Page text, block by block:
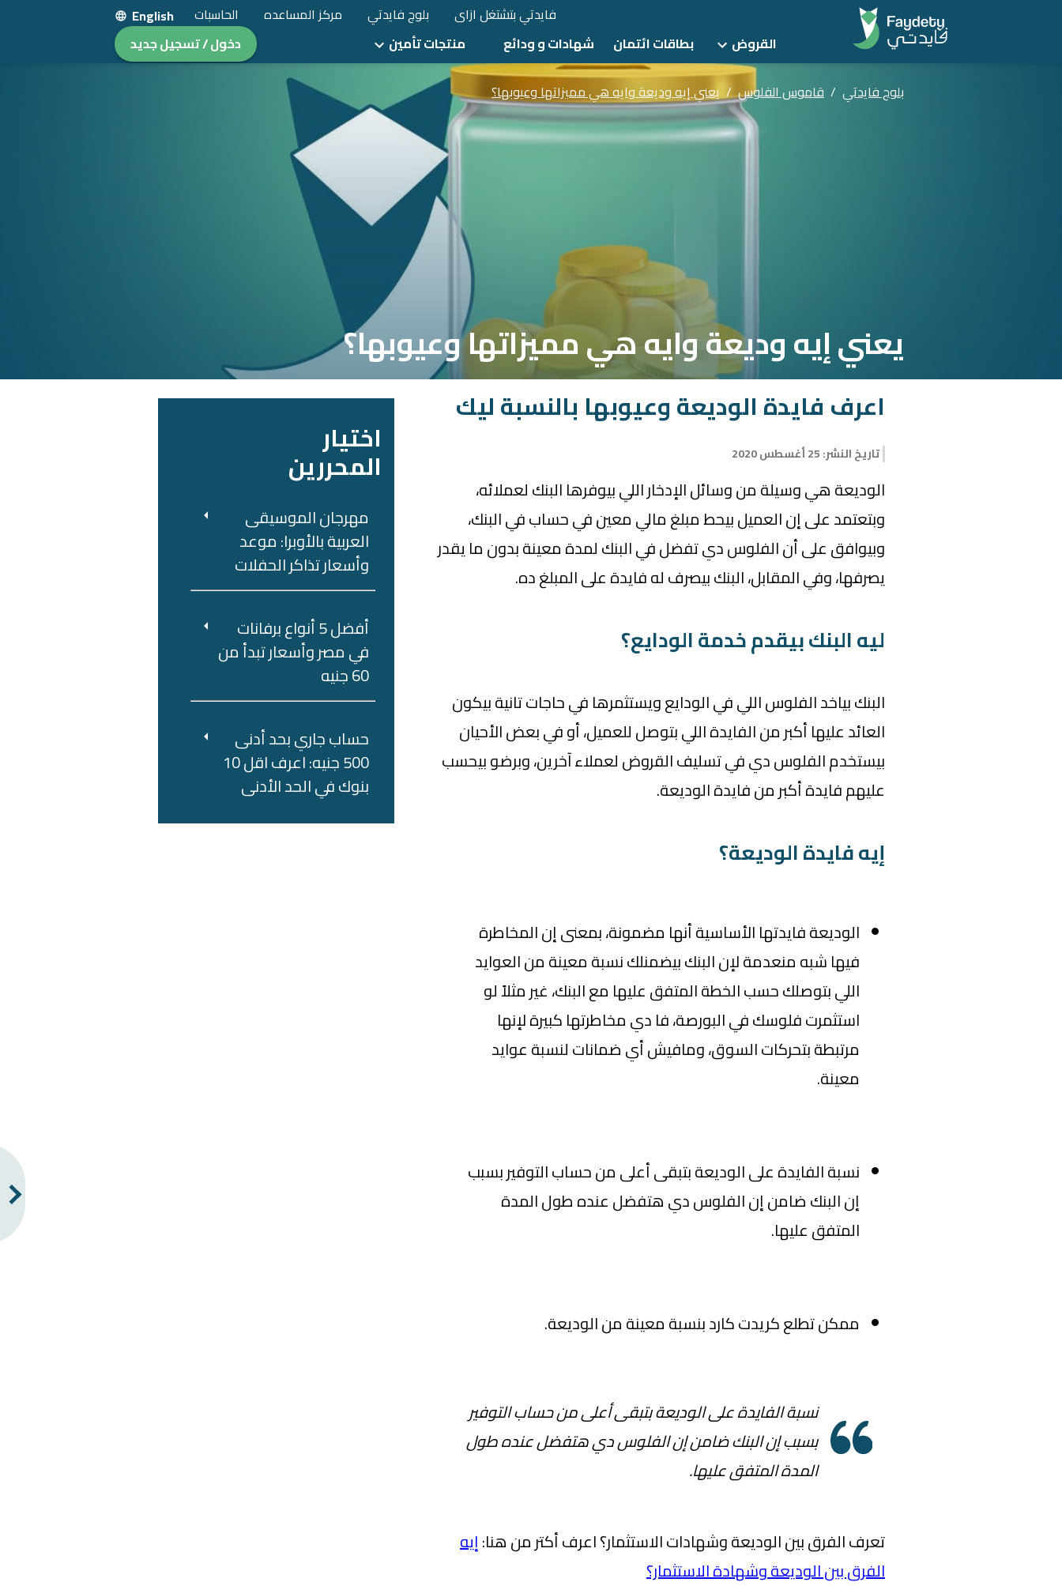
فايدتي بتشتغل ازاى بلوج فايدتي مركز المساعده الحاسبات
English
القروض
بطاقات ائتمان شهادات و ودائع منتجات تأمين دخول / تسجيل جديد
بلوج فايدتي / قاموس الفلوس / يعني إيه وديعة وايه هي مميزاتها وعيوبها؟
يعني إيه وديعة وايه هي مميزاتها وعيوبها؟
اعرف فايدة الوديعة وعيوبها بالنسبة ليك
تاريخ النشر:25 أغسطس 2020
الوديعة هي وسيلة من وسائل الإدخار اللي بيوفرها البنك لعملائه،
وبتعتمد على إن العميل بيحط مبلغ مالي معين في حساب في البنك،
وبيوافق على أن الفلوس دي تفضل في البنك لمدة معينة بدون ما يقدر
يصرفها، وفي المقابل، البنك بيصرف له فايدة على المبلغ ده.
ليه البنك بيقدم خدمة الودايع؟
البنك بياخد الفلوس اللي في الودايع ويستثمرها في حاجات تانية بيكون
العائد عليها أكبر من الفايدة اللي بتوصل للعميل، أو في بعض الأحيان
بيستخدم الفلوس دي في تسليف القروض لعملاء آخرين، وبرضو بيحسب
عليهم فايدة أكبر من فايدة الوديعة.
إيه فايدة الوديعة؟
الوديعة فايدتها الأساسية أنها مضمونة، بمعنى إن المخاطرة
فيها شبه منعدمة لإن البنك بيضمنلك نسبة معينة من العوايد
اللي بتوصلك حسب الخطة المتفق عليها مع البنك، غير مثلاً لو
استثمرت فلوسك في البورصة، فا دي مخاطرتها كبيرة لإنها
مرتبطة بتحركات السوق، ومافيش أي ضمانات لنسبة عوايد
معينة.
نسبة الفايدة على الوديعة بتبقى أعلى من حساب التوفير بسبب
إن البنك ضامن إن الفلوس دي هتفضل عنده طول المدة
المتفق عليها.
ممكن تطلع كريدت كارد بنسبة معينة من الوديعة.
نسبة الفايدة على الوديعة بتبقى أعلى من حساب التوفير
بسبب إن البنك ضامن إن الفلوس دي هتفضل عنده طول
المدة المتفق عليها.
تعرف الفرق بين الوديعة وشهادات الاستثمار؟ اعرف أكتر من هنا:إيه
الفرق بين الوديعة وشهادة الاستثمار؟
اختيار
المحررين
مهرجان الموسيقى
العربية بالأوبرا: موعد
وأسعار تذاكر الحفلات
أفضل 5 أنواع برفانات
في مصر وأسعار تبدأ من
60 جنيه
حساب جاري بحد أدنى
500 جنيه: اعرف اقل 10
بنوك في الحد الأدنى